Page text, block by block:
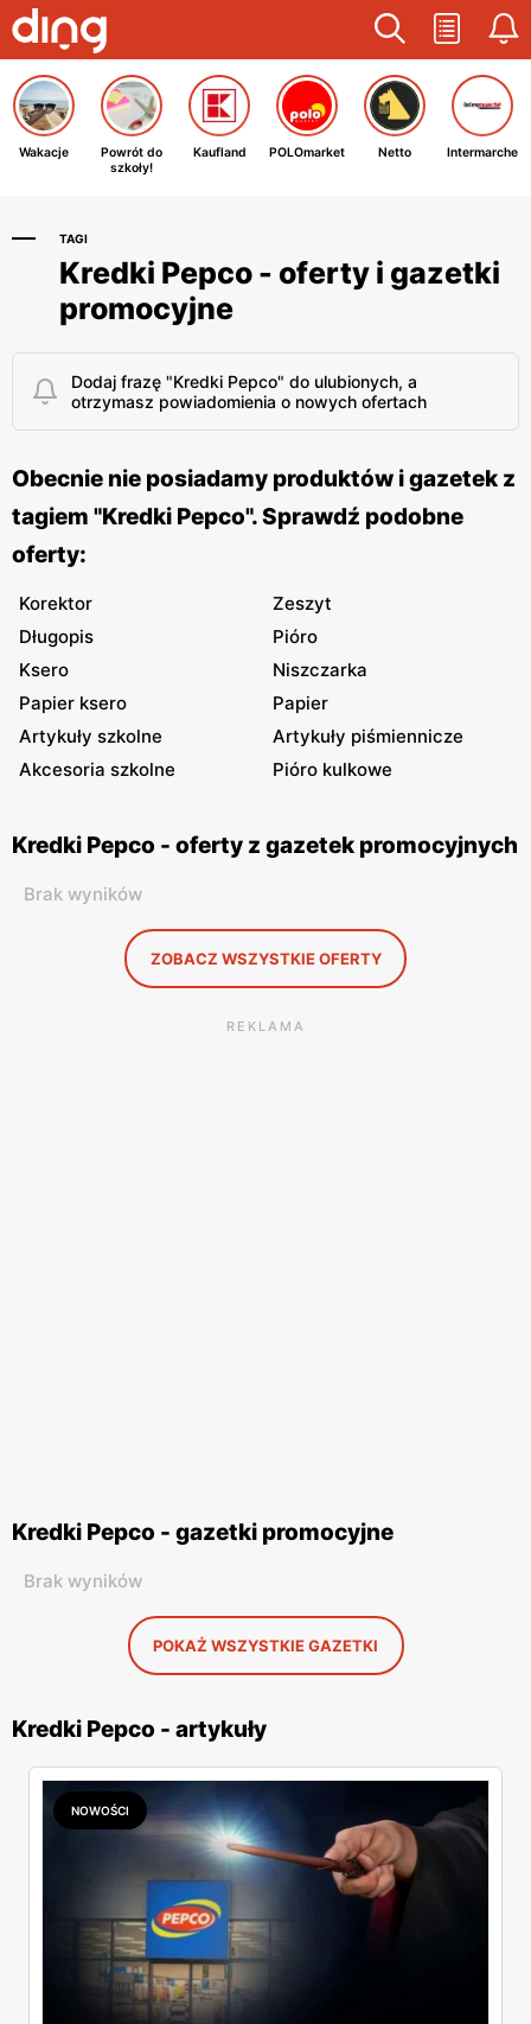
Wakacje
Powrót do
szkoły!
Kaufland POLOmarket Netto Intermarche
TAGI
Kredki Pepco - oferty i gazetki
promocyjne
Dodaj frazę "Kredki Pepco" do ulubionych, a
otrzymasz powiadomienia o nowych ofertach
Obecnie nie posiadamy produktów i gazetek z
tagiem "Kredki Pepco". Sprawdź podobne
oferty:
Korektor
Zeszyt
Długopis
Pióro
Ksero
Niszczarka
Papier ksero
Papier
Artykuły szkolne
Artykuły piśmiennicze
Akcesoria szkolne
Pióro kulkowe
Kredki Pepco - oferty z gazetek promocyjnych
Brak wyników
ZOBACZ WSZYSTKIE OFERTY
REKLAMA
Kredki Pepco - gazetki promocyjne
Brak wyników
POKAŻ WSZYSTKIE GAZETKI
Kredki Pepco - artykuły
NOWOŚCI